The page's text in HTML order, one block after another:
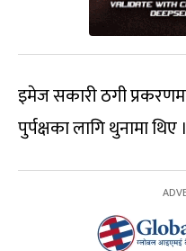
इमेज सकारी ठगी
पुर्पक्षका लागि थुनामा थिए ।